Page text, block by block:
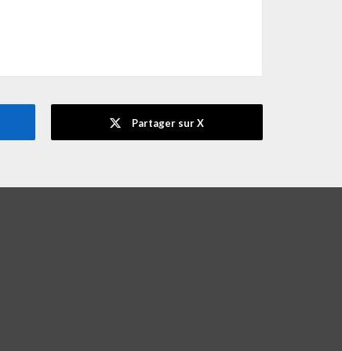
Partager sur X